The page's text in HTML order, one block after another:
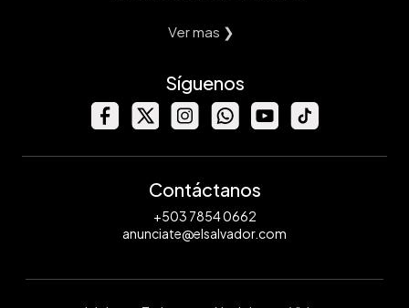
Ver mas ❯
Síguenos
Contáctanos
+503 7854 0662
anunciate@elsalvador.com